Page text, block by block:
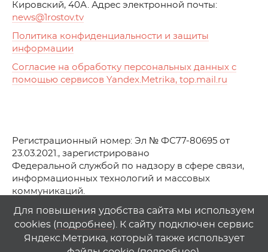
Кировский, 40А. Адрес электронной почты:
news@1rostov.tv
Политика конфиденциальности и защиты
информации
Согласие на обработку персональных данных с
помощью сервисов Yandex.Metrika, top.mail.ru
Регистрационный номер: Эл № ФС77-80695 от
23.03.2021., зарегистрировано
Федеральной службой по надзору в сфере связи,
информационных технологий и массовых
коммуникаций.
© АО Телеканал «Первый Ростовский» (2021-2025)
Любое использование материалов сайта возможно
только при указании гиперссылки на1rostov.tv
Для повышения удобства сайта мы используем
cookies (подробнее). К сайту подключен сервис
Яндекс.Метрика, который также использует